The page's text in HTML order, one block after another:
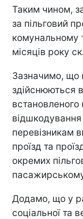
Таким чином,
за пільговий
комунальному
місяців року
Зазначимо, що
здійснюються
перевізникам
проїзд та
окремих
Додамо, що у
соціальної та